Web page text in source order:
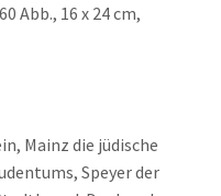
Abb., 16 x 24 cm,
Mainz die jüdische
Speyer der